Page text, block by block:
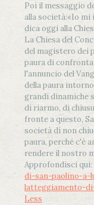
Poi il messaggio
alla società:«Io mi
dica oggi alla
La Chiesa del
del magistero dei
paura di
l'annuncio del
della paura
grandi dinamiche
di riarmo, di
fronte a questo,
società di non
paura, perché c'è
rendere il nostro
Approfondisci qui:
di-san-paolino-
latteggiamento-
Less